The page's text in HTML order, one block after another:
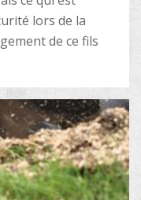
lors de la
de ce fils